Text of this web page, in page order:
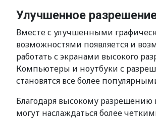
Улучшенное
Вместе с улучшенными
возможностями появляется и
работать с экранами высокого
Компьютеры и ноутбуки с
становятся все более
Благодаря высокому разрешению
могут наслаждаться более